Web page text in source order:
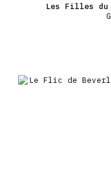
Les Filles du